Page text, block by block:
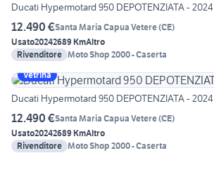
Ducati Hypermotard 950 DEPOTENZIATA - 2024
12.490 €Santa Maria Capua Vetere(CE)
Usato20242689 KmAltro
Rivenditore Moto Shop 2000 - Caserta
Vetrina
Ducati Hypermotard 950 DEPOTENZIATA - 2024
12.490 €Santa Maria Capua Vetere(CE)
Usato20242689 KmAltro
Rivenditore Moto Shop 2000 - Caserta